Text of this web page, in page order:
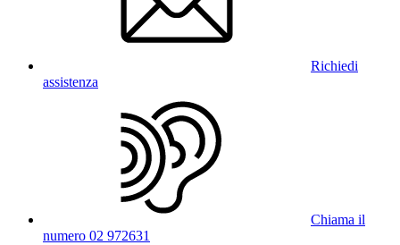
Richiedi
assistenza
Chiama il
numero 02 972631